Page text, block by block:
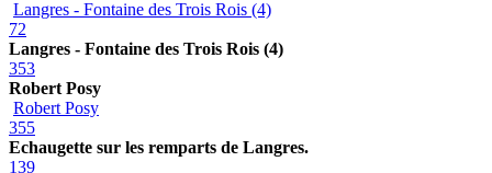
Langres - Fontaine des Trois Rois (4)
72
Langres - Fontaine des Trois Rois (4)
353
Robert Posy
Robert Posy
355
Echaugette sur les remparts de Langres.
139